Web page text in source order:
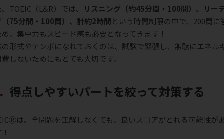
TOEIC（L&R）では、
リスニング（約45分間・100問）、リー
（75分間・100問）、計約2時間という時間制限の中で、200問に
、集中力もスピード感も必要となってきます！
の形式やテンポになれておくのは、試験で緊張し、無駄にエネル
しないためにもとても大切です。
２．得点しやすいパートを絞って対策する
は、全問題を正解しなくても、良いスコアがとれる可能性が